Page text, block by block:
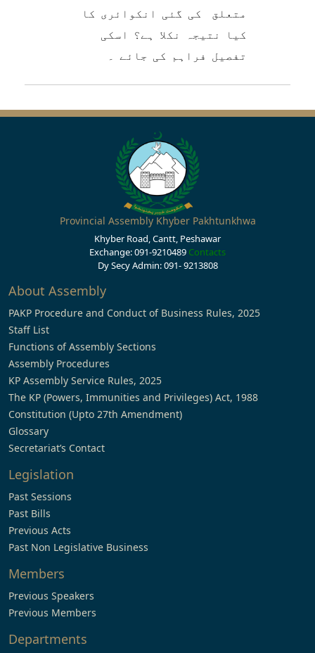
متعلق کی گئی انکوائری کا
کیا نتیجہ نکلا ہے؟ اسکی
تفصیل فراہم کی جائے ۔
Provincial Assembly Khyber Pakhtunkhwa
Khyber Road, Cantt, Peshawar
Exchange: 091-9210489 Contacts
Dy Secy Admin: 091- 9213808
About Assembly
PAKP Procedure and Conduct of Business Rules, 2025
Staff List
Functions of Assembly Sections
Assembly Procedures
KP Assembly Service Rules, 2025
The KP (Powers, Immunities and Privileges) Act, 1988
Constitution (Upto 27th Amendment)
Glossary
Secretariat’s Contact
Legislation
Past Sessions
Past Bills
Previous Acts
Past Non Legislative Business
Members
Previous Speakers
Previous Members
Departments